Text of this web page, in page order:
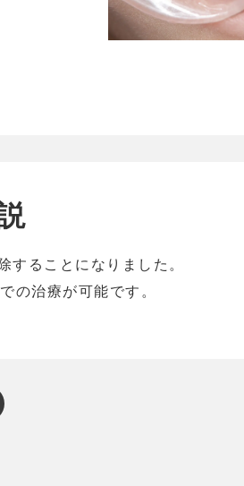
することになりました。
の治療が可能です。